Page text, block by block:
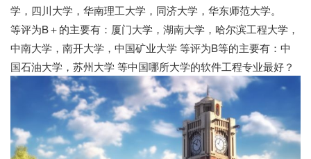
学，四川大学，华南理工大学，同济大学，华东师范大学。
等评为B＋的主要有：厦门大学，湖南大学，哈尔滨工程大学，
中南大学，南开大学，中国矿业大学 等评为B等的主要有：中
国石油大学，苏州大学 等中国哪所大学的软件工程专业最好？